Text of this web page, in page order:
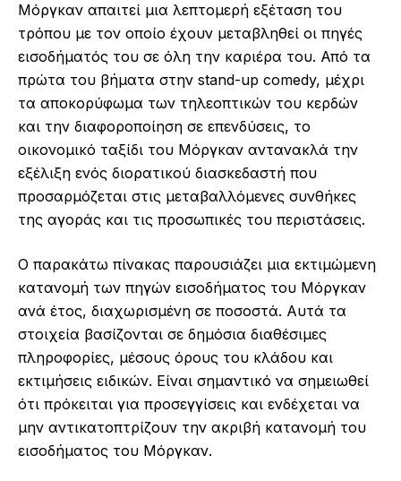
Μόργκαν απαιτεί μια λεπτομερή εξέταση του
τρόπου με τον οποίο έχουν μεταβληθεί οι πηγές
εισοδήματός του σε όλη την καριέρα του. Από τα
πρώτα του βήματα στην stand-up comedy, μέχρι
τα αποκορύφωμα των τηλεοπτικών του κερδών
και την διαφοροποίηση σε επενδύσεις, το
οικονομικό ταξίδι του Μόργκαν αντανακλά την
εξέλιξη ενός διορατικού διασκεδαστή που
προσαρμόζεται στις μεταβαλλόμενες συνθήκες
της αγοράς και τις προσωπικές του περιστάσεις.
Ο παρακάτω πίνακας παρουσιάζει μια εκτιμώμενη
κατανομή των πηγών εισοδήματος του Μόργκαν
ανά έτος, διαχωρισμένη σε ποσοστά. Αυτά τα
στοιχεία βασίζονται σε δημόσια διαθέσιμες
πληροφορίες, μέσους όρους του κλάδου και
εκτιμήσεις ειδικών. Είναι σημαντικό να σημειωθεί
ότι πρόκειται για προσεγγίσεις και ενδέχεται να
μην αντικατοπτρίζουν την ακριβή κατανομή του
εισοδήματος του Μόργκαν.